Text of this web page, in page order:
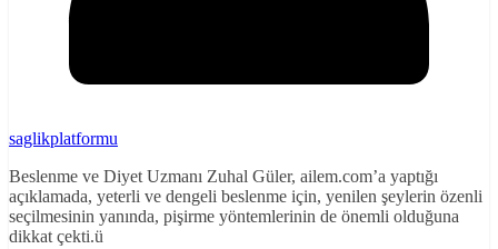
saglikplatformu
Beslenme ve Diyet Uzmanı Zuhal Güler, ailem.com’a yaptığı
açıklamada, yeterli ve dengeli beslenme için, yenilen şeylerin özenli
seçilmesinin yanında, pişirme yöntemlerinin de önemli olduğuna
dikkat çekti.ü